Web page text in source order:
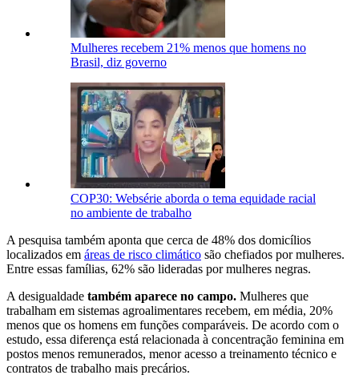
Mulheres recebem 21% menos que homens no
Brasil, diz governo
COP30: Websérie aborda o tema equidade racial
no ambiente de trabalho
A pesquisa também aponta que cerca de 48% dos domicílios
localizados em áreas de risco climático são chefiados por mulheres.
Entre essas famílias, 62% são lideradas por mulheres negras.
A desigualdade também aparece no campo. Mulheres que
trabalham em sistemas agroalimentares recebem, em média, 20%
menos que os homens em funções comparáveis. De acordo com o
estudo, essa diferença está relacionada à concentração feminina em
postos menos remunerados, menor acesso a treinamento técnico e
contratos de trabalho mais precários.